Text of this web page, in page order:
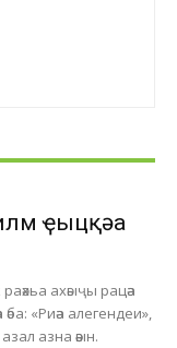
ҿыцқәа
ахәыҷы рацәа
«Риәа алегендеи»,
азна әәын.